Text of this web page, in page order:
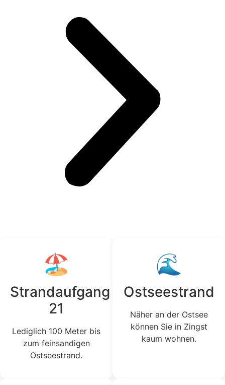
🏖️
Strandaufgang
21
Lediglich 100 Meter bis
zum feinsandigen
Ostseestrand.
🌊
Ostseestrand
Näher an der Ostsee
können Sie in Zingst
kaum wohnen.